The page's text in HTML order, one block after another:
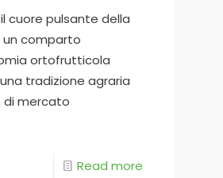
cuore pulsante della
un comparto
ortofrutticola
tradizione agraria
di mercato
Read more